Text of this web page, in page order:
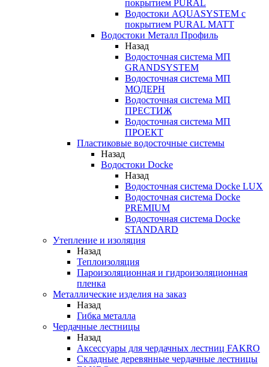
покрытием PURAL
Водостоки AQUASYSTEM с
покрытием PURAL MATT
Водостоки Металл Профиль
Назад
Водосточная система МП
GRANDSYSTEM
Водосточная система МП
МОДЕРН
Водосточная система МП
ПРЕСТИЖ
Водосточная система МП
ПРОЕКТ
Пластиковые водосточные системы
Назад
Водостоки Docke
Назад
Водосточная система Docke LUX
Водосточная система Docke
PREMIUM
Водосточная система Docke
STANDARD
Утепление и изоляция
Назад
Теплоизоляция
Пароизоляционная и гидроизоляционная
пленка
Металлические изделия на заказ
Назад
Гибка металла
Чердачные лестницы
Назад
Аксессуары для чердачных лестниц FAKRO
Складные деревянные чердачные лестницы